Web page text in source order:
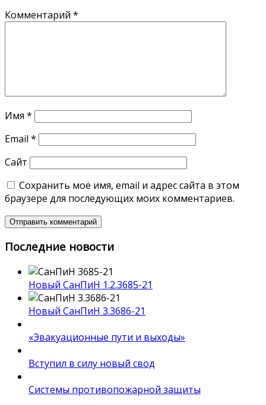
Комментарий *
Имя *
Email *
Сайт
Сохранить моё имя, email и адрес сайта в этом
браузере для последующих моих комментариев.
Последние новости
Новый СанПиН 1.2.3685-21
Новый СанПиН 3.3686-21
«Эвакуационные пути и выходы»
Вступил в силу новый свод
Системы противопожарной защиты